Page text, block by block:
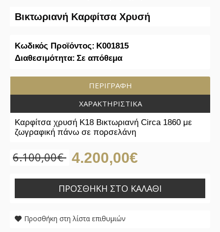
Βικτωριανή Καρφίτσα Χρυσή
Κωδικός Προϊόντος: K001815
Διαθεσιμότητα: Σε απόθεμα
ΠΕΡΙΓΡΑΦΉ
ΧΑΡΑΚΤΗΡΙΣΤΙΚΆ
Καρφίτσα χρυσή K18 Bικτωριανή Circa 1860 με
ζωγραφική πάνω σε πορσελάνη
6.100,00€ 4.200,00€
ΠΡΟΣΘΉΚΗ ΣΤΟ ΚΑΛΆΘΙ
Προσθήκη στη λίστα επιθυμιών